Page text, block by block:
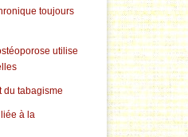
toujours
utilise
du tabagisme
liée à la